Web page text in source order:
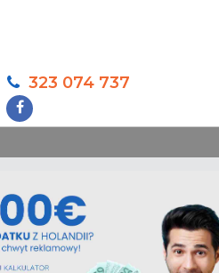
323 074 737